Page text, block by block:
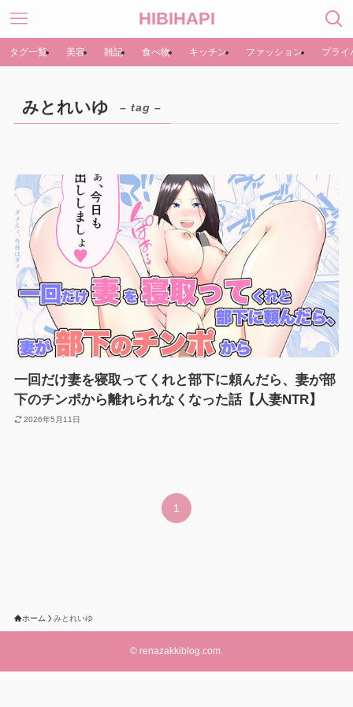
HIBIHAPI
タグ一覧 美容 雑記 食べ物 キッチン ファッション プライ
みとれいゆ – tag –
一回だけ妻を寝取ってくれと部下に頼んだら、妻が部
下のチンポから離れられなくなった話【人妻NTR】
2026年5月11日
1
ホーム みとれいゆ
© renazakkiblog.com.